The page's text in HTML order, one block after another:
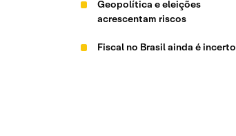
Geopolítica e eleições
acrescentam riscos
Fiscal no Brasil ainda é incerto